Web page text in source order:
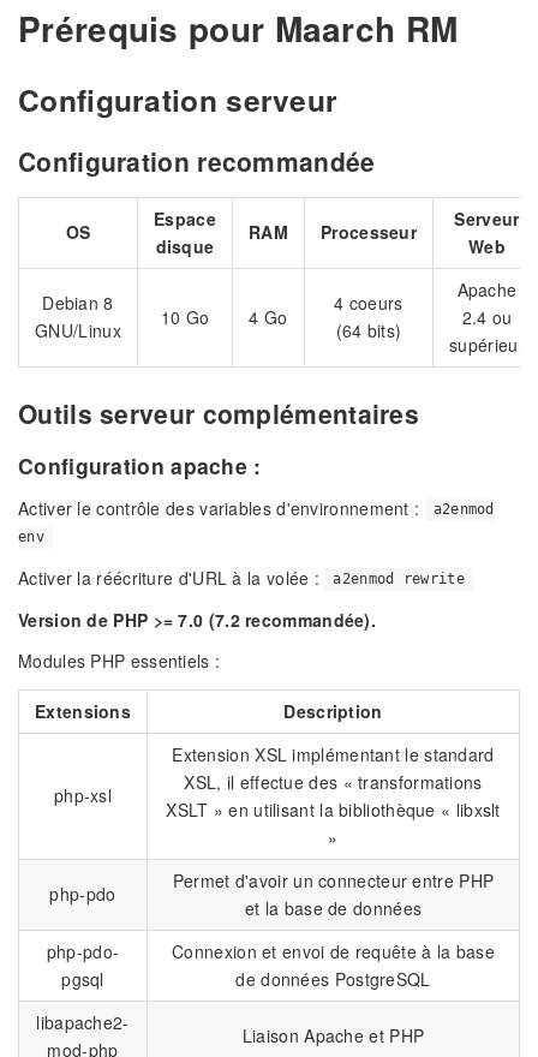
Prérequis pour Maarch RM
Configuration serveur
Configuration recommandée
OS
Espace
disque
RAM Processeur
Serveur
Web
Debian 8
GNU/Linux
10 Go 4 Go
4 coeurs
(64 bits)
Apache
2.4 ou
supérieur
Outils serveur complémentaires
Configuration apache :
Activer le contrôle des variables d'environnement :
a2enmod
env
Activer la réécriture d'URL à la volée : a2enmod rewrite
Version de PHP >= 7.0 (7.2 recommandée).
Modules PHP essentiels :
Extensions Description
php-xsl
Extension XSL implémentant le standard
XSL, il effectue des « transformations
XSLT » en utilisant la bibliothèque « libxslt
»
php-pdo
Permet d'avoir un connecteur entre PHP
et la base de données
php-pdo-
pgsql
Connexion et envoi de requête à la base
de données PostgreSQL
libapache2-
mod-php
Liaison Apache et PHP